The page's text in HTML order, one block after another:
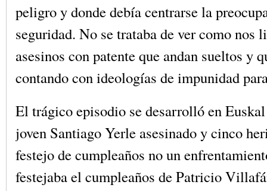
peligro y donde debía centrarse la
seguridad. No se trataba de ver como nos
asesinos con patente que andan sueltos y
contando con ideologías de impunidad
El trágico episodio se desarrolló en
joven Santiago Yerle asesinado y cinco
festejo de cumpleaños no un
festejaba el cumpleaños de Patricio